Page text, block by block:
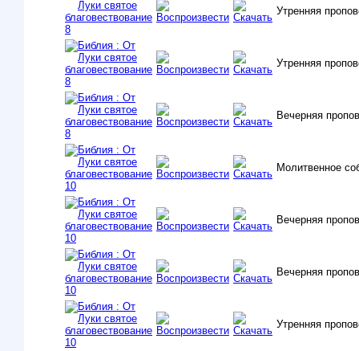
Утренняя
Утренняя
Вечерняя
Молитвенное
Вечерняя
Вечерняя
Утренняя